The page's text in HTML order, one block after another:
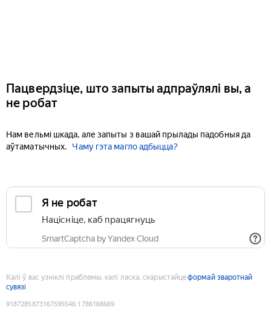
Пацвердзіце, што запыты адпраўлялі вы, а
не робат
Нам вельмі шкада, але запыты з вашай прылады падобныя да
аўтаматычных.
Чаму гэта магло адбыцца?
Я не робат
Націсніце, каб працягнуць
SmartCaptcha by Yandex Cloud
Калі ў вас узніклі праблемы, калі ласка, скарыстайцеформай зваротнай
сувязі
9187285873167595546:1786168669